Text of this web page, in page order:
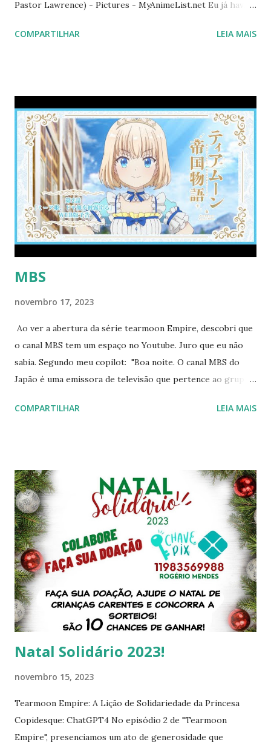
Pastor Lawrence) - Pictures - MyAnimeList.net Eu já havia
em sua temática intrigante: a relação amorosa entre uma
série terminou sem que houvesse sequer uma declaração
de amor entre os personagens. Isso me levou a buscar o
material oficial, que estou atualmente lendo através do Play
Livros. No momento, estou no volume 11 da obra. Retornei
ao tema para concluir minha análise agora que a série
chegou ao fim. Resumindo minhas observações anteriores
—a série de humor explora a convivência entre uma santa
apaixonada por Lawrence, que é pastor. Embora um amor
assim possa parecer proibido, ...
COMPARTILHAR LEIA MAIS
MBS
novembro 17, 2023
Ao ver a abertura da série tearmoon Empire, descobri que
o canal MBS tem um espaço no Youtube. Juro que eu não
sabia. Segundo meu copilot: "Boa noite. O canal MBS do
Japão é uma emissora de televisão que pertence ao grupo
pioneira na indústria de radiodifusão japonesa e produz
emissora e seus programas. Alguns dos programas
populares da MBS são: Detective Conan : Um anime de
mistério e aventura sobre um jovem detetive que é
transformado em uma criança por uma organização
criminosa e continua a resolver casos usando sua
inteligência e disfarces. Attack on Titan : Um anime de ação
e fantasia sobre um mundo onde a humanidade vive dentro
de muralhas para se proteger de gigantes devoradores de
humanos chamados titãs. The Promised Neverland : Um
anime de susp...
COMPARTILHAR LEIA MAIS
Natal Solidário 2023!
novembro 15, 2023
Tearmoon Empire: A Lição de Solidariedade da Princesa
Copidesque: ChatGPT4 No episódio 2 de "Tearmoon
Empire", presenciamos um ato de generosidade que